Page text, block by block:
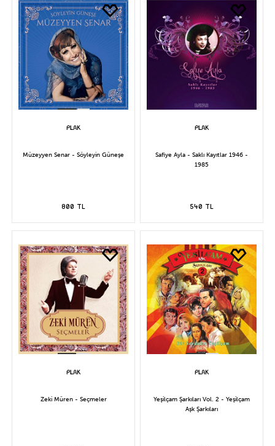
Müzeyyen Senar - Söyleyin Güneşe
800 TL
Safiye Ayla - Saklı Kayıtlar 1946 -
1985
540 TL
Zeki Müren - Seçmeler
Yeşilçam Şarkıları Vol. 2 - Yeşilçam
Aşk Şarkıları